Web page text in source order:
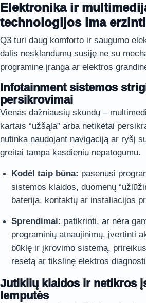
Elektronika ir
technologijos ima erzinti
Q3 turi daug komforto ir saugumo
dalis nesklandumų susiję ne su
programine įranga ar elektros
Infotainment sistemos
persikrovimai
Vienas dažniausių skundų –
kartais “užšąla” arba netikėtai
nutinka naudojant navigaciją ar ryšį
greitai tampa kasdieniu nepatogumu.
Kodėl taip būna: pasenusi
sistemos klaidos, duomenų
baterija, kontaktų ar instaliacijos
Sprendimai: patikrinti, ar nėra
programinių atnaujinimų, įvertinti
būklę ir įkrovimo sistemą,
resetą ar tikslinę elektros
Jutiklių klaidos ir netikros
lemputės